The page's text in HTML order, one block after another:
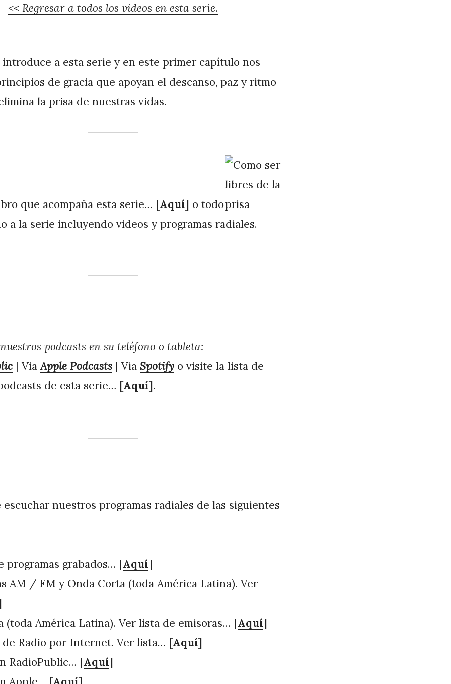
<< Regresar a todos los videos en esta serie.
introduce a esta serie y en este primer capítulo nos
de gracia que apoyan el descanso, paz y ritmo
la prisa de nuestras vidas.
que acompaña esta serie… [Aquí] o todo
a la serie incluyendo videos y programas radiales.
podcasts en su teléfono o tableta:
| ViaApple Podcasts | Via Spotify o visite la lista de
de esta serie… [Aquí].
nuestros programas radiales de las siguientes
programas grabados… [Aquí]
AM / FM y Onda Corta (toda América Latina). Ver
(toda América Latina). Ver lista de emisoras… [Aquí]
de Radio por Internet. Ver lista… [Aquí]
RadioPublic… [Aquí]